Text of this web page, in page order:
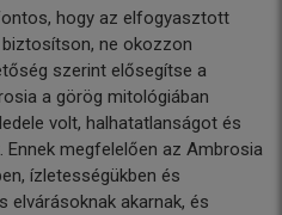
hogy az elfogyasztott
ne okozzon
szerint elősegítse a
a görög mitológiában
volt, halhatatlanságot és
megfelelően az Ambrosia
ízletességükben és
elvárásoknak akarnak, és